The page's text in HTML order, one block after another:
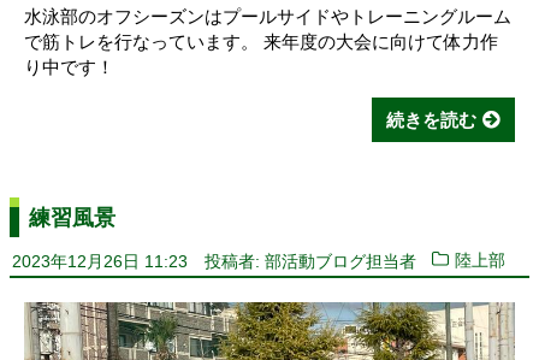
水泳部のオフシーズンはプールサイドやトレーニングルーム
で筋トレを行なっています。 来年度の大会に向けて体力作
り中です！
続きを読む
練習風景
2023年12月26日 11:23 投稿者: 部活動ブログ担当者 陸上部